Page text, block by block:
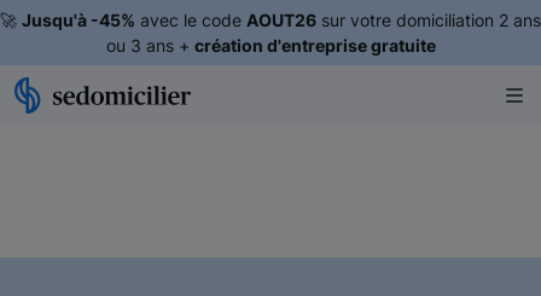
🚀 Jusqu'à -45% avec le code AOUT26 sur votre domiciliation 2 ans
ou 3 ans + création d'entreprise gratuite